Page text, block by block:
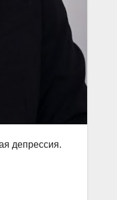
депрессия.